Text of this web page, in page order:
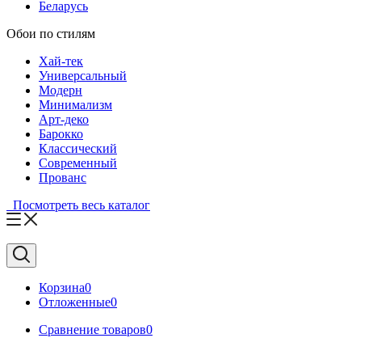
Беларусь
Обои по стилям
Хай-тек
Универсальный
Модерн
Минимализм
Арт-деко
Барокко
Классический
Современный
Прованс
Посмотреть весь каталог
Корзина0
Отложенные0
Сравнение товаров0